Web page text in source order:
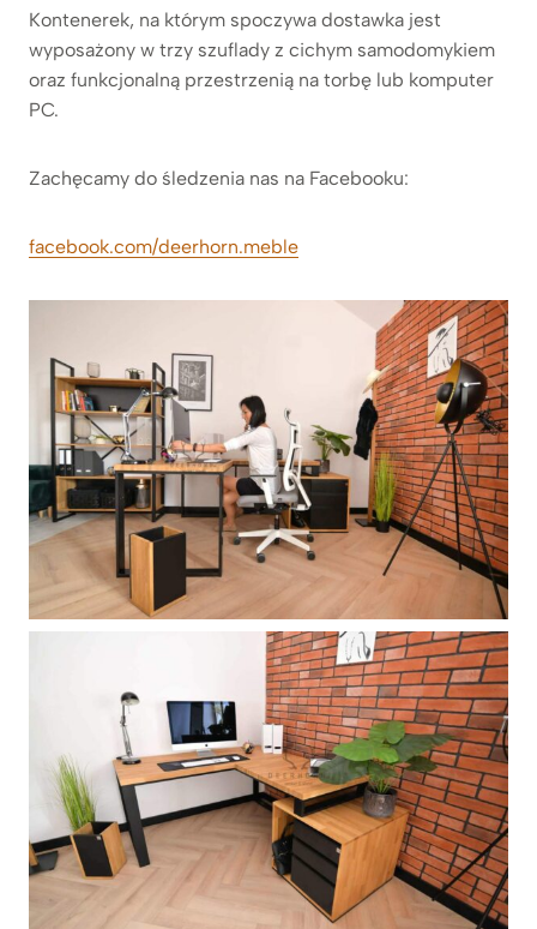
Kontenerek, na którym spoczywa dostawka jest
wyposażony w trzy szuflady z cichym samodomykiem
oraz funkcjonalną przestrzenią na torbę lub komputer
PC.
Zachęcamy do śledzenia nas na Facebooku:
facebook.com/deerhorn.meble